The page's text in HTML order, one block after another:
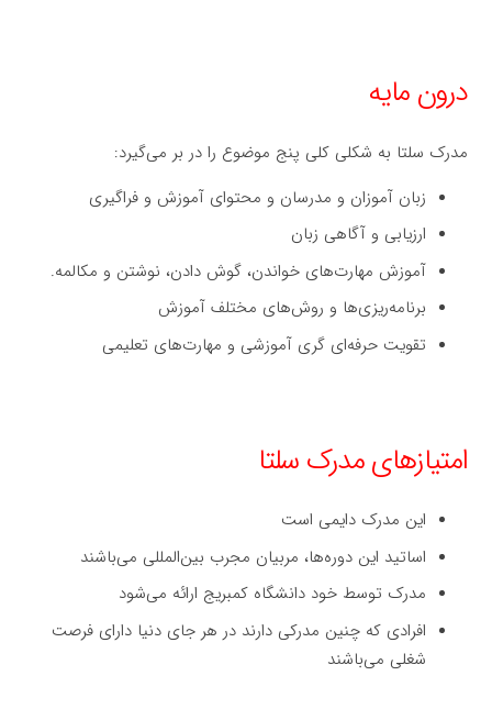
درون مایه
مدرک سلتا به شکلی کلی پنج موضوع را در بر می‌گیرد:
زبان آموزان و مدرسان و محتوای آموزش و فراگیری
ارزیابی و آگاهی زبان
آموزش مهارت‌های خواندن، گوش دادن، نوشتن و مکالمه.
برنامه‌ریزی‌ها و روش‌های مختلف آموزش
تقویت حرفه‌ای گری آموزشی و مهارت‌های تعلیمی
امتیازهای مدرک سلتا
این مدرک دایمی است
اساتید این دوره‌ها، مربیان مجرب بین‌المللی می‌باشند
مدرک توسط خود دانشگاه کمبریج ارائه می‌شود
افرادی که چنین مدرکی دارند در هر جای دنیا دارای فرصت
شغلی می‌باشند